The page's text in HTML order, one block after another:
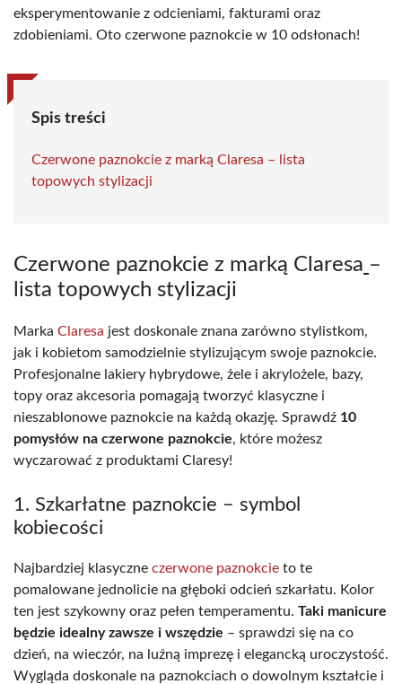
eksperymentowanie z odcieniami, fakturami oraz
zdobieniami. Oto czerwone paznokcie w 10 odsłonach!
Spis treści
Czerwone paznokcie z marką Claresa – lista
topowych stylizacji
Czerwone paznokcie z marką Claresa –
lista topowych stylizacji
Marka Claresa jest doskonale znana zarówno stylistkom,
jak i kobietom samodzielnie stylizującym swoje paznokcie.
Profesjonalne lakiery hybrydowe, żele i akrylożele, bazy,
topy oraz akcesoria pomagają tworzyć klasyczne i
nieszablonowe paznokcie na każdą okazję. Sprawdź 10
pomysłów na czerwone paznokcie, które możesz
wyczarować z produktami Claresy!
1. Szkarłatne paznokcie – symbol
kobiecości
Najbardziej klasyczne czerwone paznokcie to te
pomalowane jednolicie na głęboki odcień szkarłatu. Kolor
ten jest szykowny oraz pełen temperamentu. Taki manicure
będzie idealny zawsze i wszędzie – sprawdzi się na co
dzień, na wieczór, na luźną imprezę i elegancką uroczystość.
Wygląda doskonale na paznokciach o dowolnym kształcie i